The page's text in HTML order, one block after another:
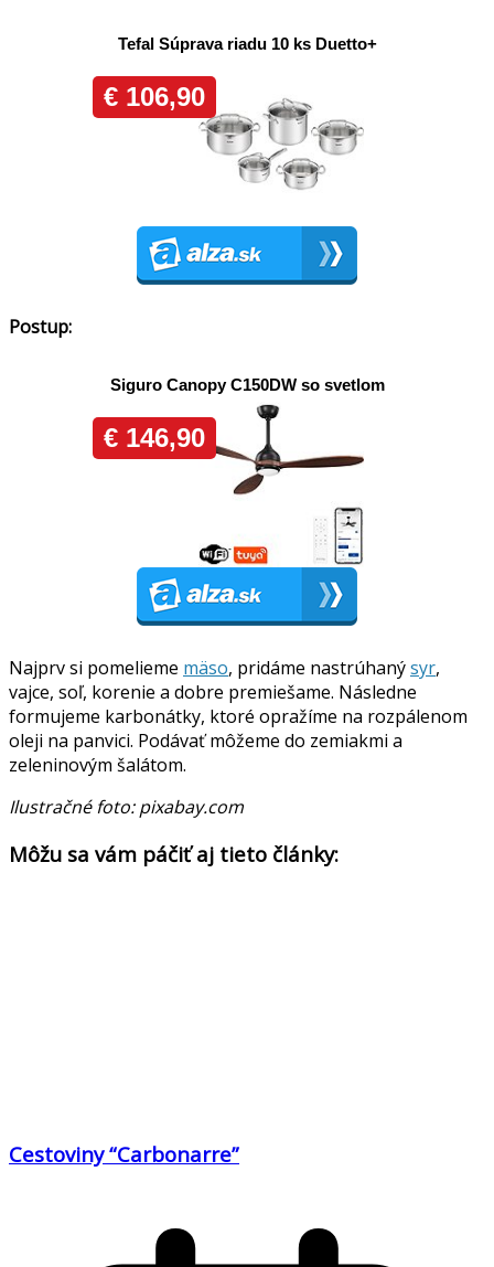
Postup:
Najprv si pomelieme mäso, pridáme nastrúhanýsyr,
vajce, soľ, korenie a dobre premiešame. Následne
formujeme karbonátky, ktoré opražíme na rozpálenom
oleji na panvici. Podávať môžeme do zemiakmi a
zeleninovým šalátom.
Ilustračné foto: pixabay.com
Môžu sa vám páčiť aj tieto články:
Cestoviny “Carbonarre”